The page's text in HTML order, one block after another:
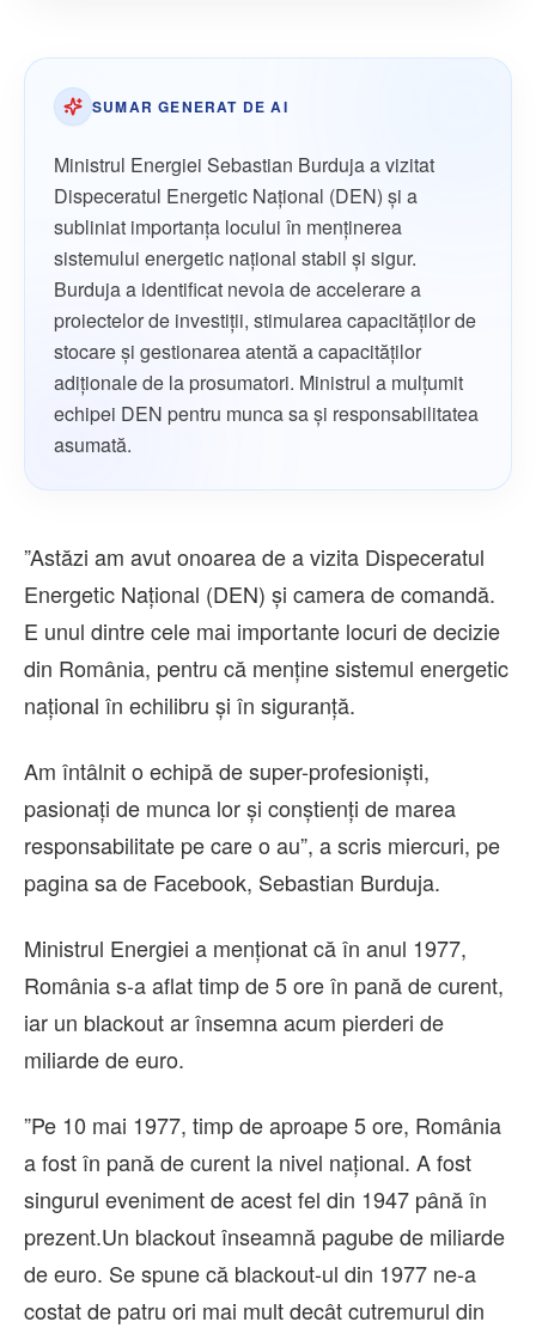
SUMAR GENERAT DE AI
Ministrul Energiei Sebastian Burduja a vizitat
Dispeceratul Energetic Naţional (DEN) şi a
subliniat importanţa locului în menţinerea
sistemului energetic naţional stabil şi sigur.
Burduja a identificat nevoia de accelerare a
proiectelor de investiţii, stimularea capacităţilor de
stocare şi gestionarea atentă a capacităţilor
adiţionale de la prosumatori. Ministrul a mulţumit
echipei DEN pentru munca sa şi responsabilitatea
asumată.
”Astăzi am avut onoarea de a vizita Dispeceratul
Energetic Naţional (DEN) şi camera de comandă.
E unul dintre cele mai importante locuri de decizie
din România, pentru că menţine sistemul energetic
naţional în echilibru şi în siguranţă.
Am întâlnit o echipă de super-profesionişti,
pasionaţi de munca lor şi conştienţi de marea
responsabilitate pe care o au”, a scris miercuri, pe
pagina sa de Facebook, Sebastian Burduja.
Ministrul Energiei a menţionat că în anul 1977,
România s-a aflat timp de 5 ore în pană de curent,
iar un blackout ar însemna acum pierderi de
miliarde de euro.
”Pe 10 mai 1977, timp de aproape 5 ore, România
a fost în pană de curent la nivel naţional. A fost
singurul eveniment de acest fel din 1947 până în
prezent.Un blackout înseamnă pagube de miliarde
de euro. Se spune că blackout-ul din 1977 ne-a
costat de patru ori mai mult decât cutremurul din